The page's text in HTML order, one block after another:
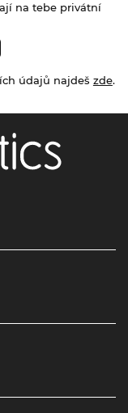
na tebe privátní
údajů najdeš zde.